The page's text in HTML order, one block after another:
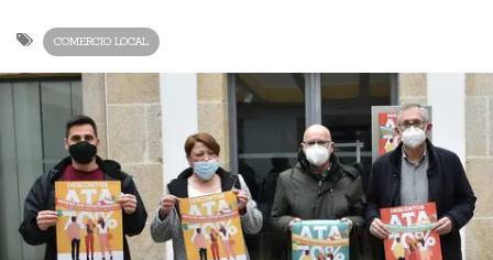
COMERCIO LOCAL